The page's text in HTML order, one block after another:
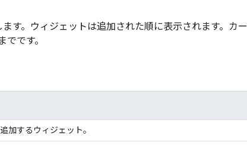
す。ウィジェットは追加された順に表示されます。カー
です。
加するウィジェット。